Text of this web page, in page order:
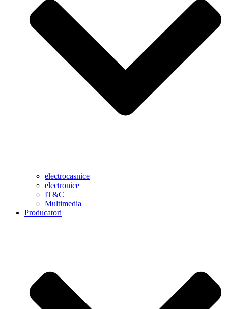
electrocasnice
electronice
IT&C
Multimedia
Producatori